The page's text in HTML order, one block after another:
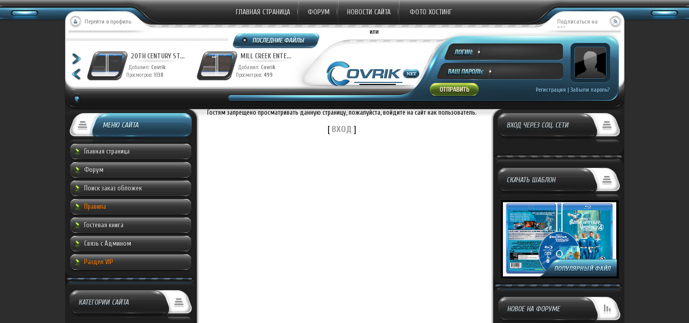
Перейти в профиль
ГЛАВНАЯ СТРАНИЦА ФОРУМ НОВОСТИ САЙТА ФОТО ХОСТИНГ
Подписаться на
RSS
20TH CENTURY ST... 20TH CENTURY ST...
Добавил: Covrik
Просмотров: 1138
MILL CREEK ENTE...
Добавил: Covrik
Просмотров: 499
Регистрация | Забыли пароль?
или
МЕНЮ САЙТА
Главная страница
Форум
Поиск заказ обложек
Правила
Гостевая книга
Связь с Админом
Раздел VIP
КАТЕГОРИИ САЙТА
Гостям запрещено просматривать данную страницу, пожалуйста, войдите на сайт как пользователь.
[ВХОД ] ВХОД ЧЕРЕЗ СОЦ. СЕТИ
СКАЧАТЬ ШАБЛОН
НОВОЕ НА ФОРУМЕ